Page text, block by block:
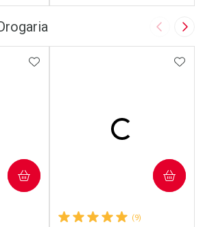
Imagem
ADICIONAR AOS FAVORITOS
(9)
COMPRAR